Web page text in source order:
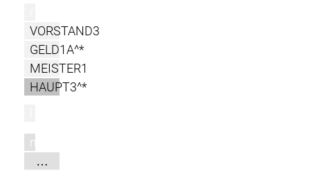
VORSTAND3
GELD1A^*
MEISTER1
HAUPT3^*
m
…